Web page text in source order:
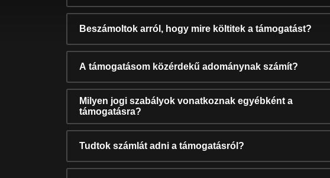
Beszámoltok arról, hogy mire költitek a támogatást?
A támogatásom közérdekű adománynak számít?
Milyen jogi szabályok vonatkoznak egyébként a
támogatásra?
Tudtok számlát adni a támogatásról?